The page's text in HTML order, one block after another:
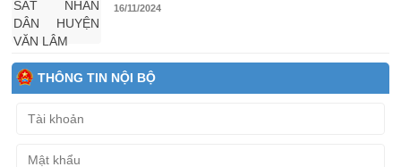
16/11/2024
THÔNG TIN NỘI BỘ